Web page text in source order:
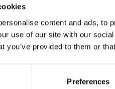
content and ads, to
use of our site with our
you’ve provided to them or
Preferences
dei round early stage (Seed
registrata nel primo trimestre
in innovazione si
insomma, ha il